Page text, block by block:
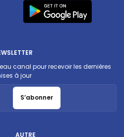
AUTRE
canal pour recevoir les dernières
à jour
S’abonner